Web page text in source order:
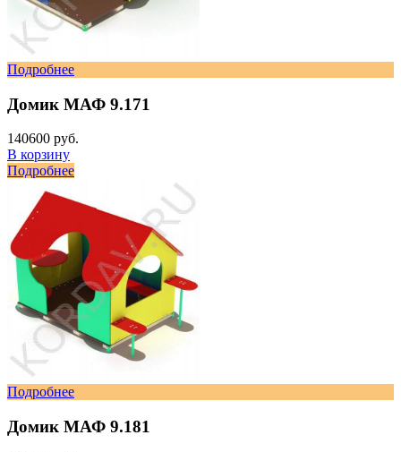
Подробнее
Домик МАФ 9.171
140600 руб.
В корзину
Подробнее
Подробнее
Домик МАФ 9.181